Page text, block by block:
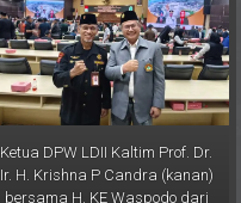
Ketua DPW LDII Kaltim Prof. Dr.
Ir. H. Krishna P Candra, M.S.
saat memberikan sambutan
pada Musda ke-7 DPD LDII
Kab. Berau, Rabu (29/1/2025).
Foto: LINES